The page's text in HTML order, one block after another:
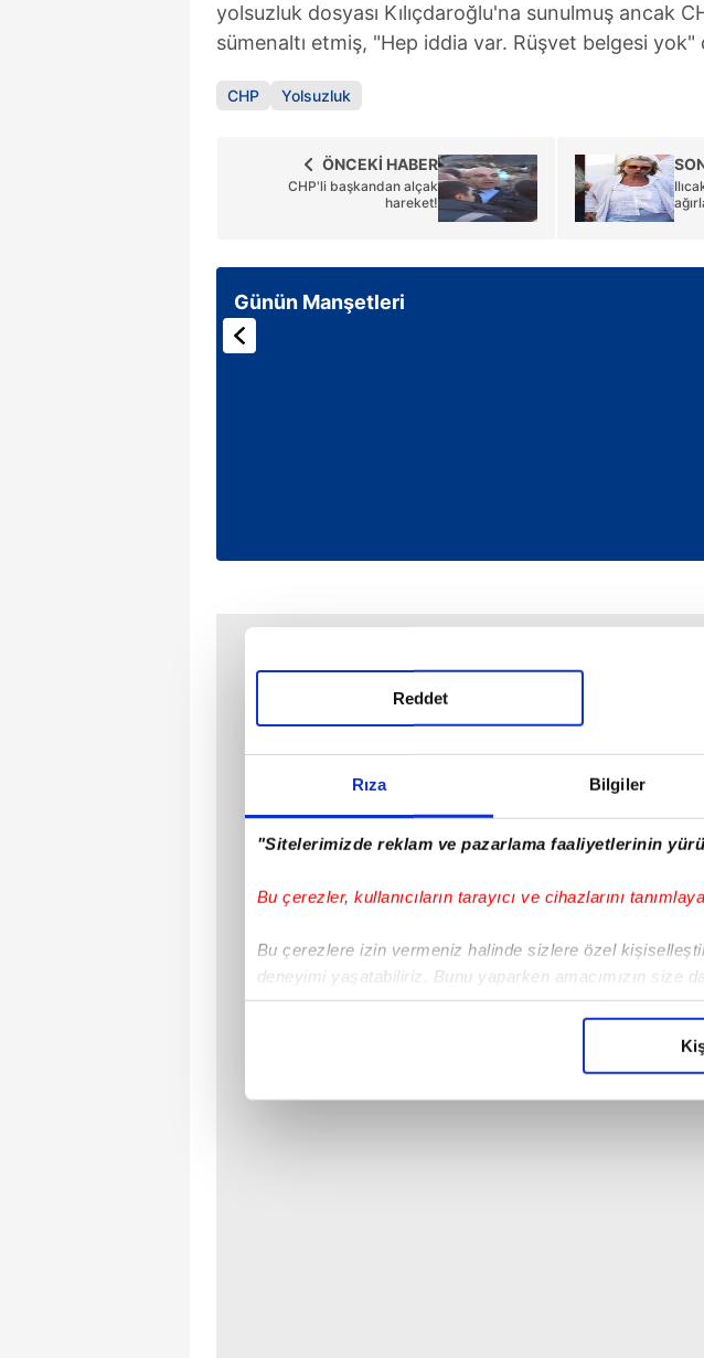
Rıza Bilgiler
"Sitelerimizde reklam ve pazarlama faaliyetlerinin
Bu çerezler, kullanıcıların tarayıcı ve cihazlarını
Bu çerezlere izin vermeniz halinde sizlere özel
deneyimi yaşatabiliriz. Bunu yaparken amacımızın size
içerikleri sunabilmek adına elimizden gelen çabayı
Reddet
yolsuzluk dosyası Kılıçdaroğlu'na sunulmuş ancak
sümenaltı etmiş, "Hep iddia var. Rüşvet belgesi yok"
CHP Yolsuzluk
ÖNCEKİ HABER
CHP'li başkandan alçak
hareket!
Günün Manşetleri